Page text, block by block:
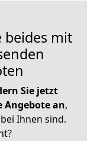
beides mit
Sie jetzt
Angebote an,
Ihnen sind.